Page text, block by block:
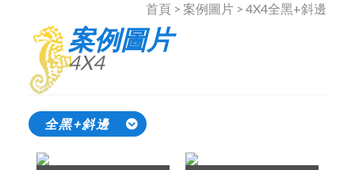
首頁 > 案例圖片 > 4X4全黑+斜邊
案例圖片
4X4
全黑+斜邊